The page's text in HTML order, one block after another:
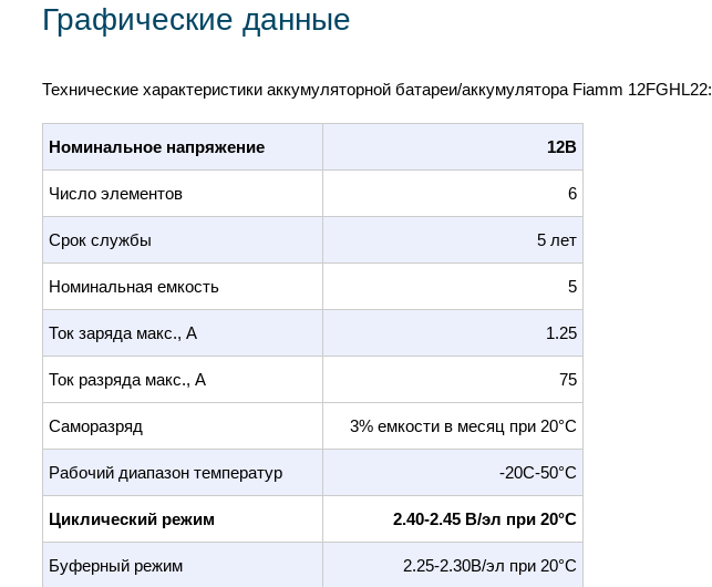
Графические данные
Технические характеристики аккумуляторной батареи/аккумулятора Fiamm 12FGHL22:
Номинальное напряжение 12B
Число элементов 6
Срок службы 5 лет
Номинальная емкость 5
Ток заряда макс., А 1.25
Ток разряда макс., А 75
Саморазряд 3% емкости в месяц при 20°С
Рабочий диапазон температур -20С-50°С
Циклический режим 2.40-2.45 В/эл при 20°С
Буферный режим 2.25-2.30В/эл при 20°С